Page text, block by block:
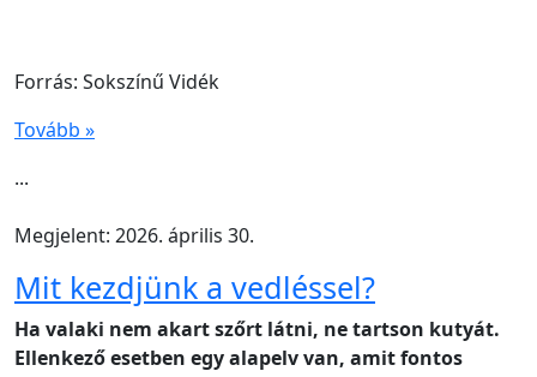
Forrás: Sokszínű Vidék
Tovább »
...
Megjelent: 2026. április 30.
Mit kezdjünk a vedléssel?
Ha valaki nem akart szőrt látni, ne tartson kutyát.
Ellenkező esetben egy alapelv van, amit fontos